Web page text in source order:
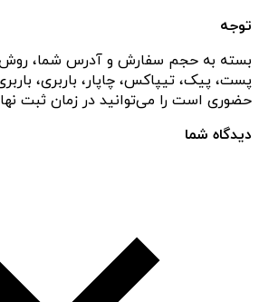
توجه
بسته به حجم سفارش و آدرس شما،
پست، پیک، تیپاکس، چاپار، باربری،
حضوری است را می‌توانید در زمان ثبت
دیدگاه شما